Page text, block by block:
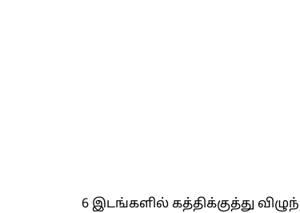
6 இடங்களில் கத்திக்குத்து